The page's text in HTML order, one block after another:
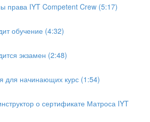
права IYT Competent Crew (5:17)
обучение (4:32)
экзамен (2:48)
для начинающих курс (1:54)
о сертификате Матроса IYT